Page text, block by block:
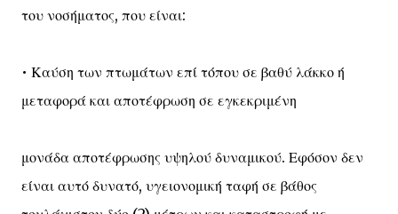
του νοσήματος, που είναι:
• Καύση των πτωμάτων επί τόπου σε βαθύ λάκκο ή
μεταφορά και αποτέφρωση σε εγκεκριμένη
μονάδα αποτέφρωσης υψηλού δυναμικού. Εφόσον δεν
είναι αυτό δυνατό, υγειονομική ταφή σε βάθος